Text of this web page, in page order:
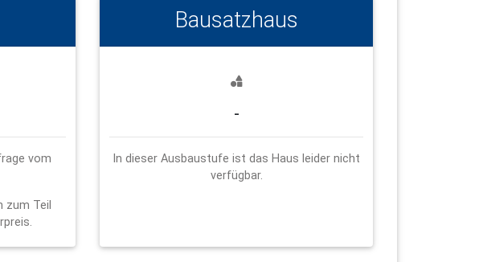
vom
zum Teil
Bausatzhaus
-
In dieser Ausbaustufe ist das Haus leider nicht
verfügbar.